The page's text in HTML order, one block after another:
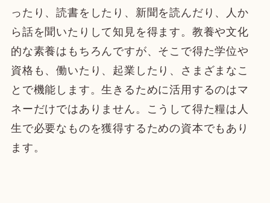
ったり、読書をしたり、新聞を読んだり、人か
ら話を聞いたりして知見を得ます。教養や文化
的な素養はもちろんですが、そこで得た学位や
資格も、働いたり、起業したり、さまざまなこ
とで機能します。生きるために活用するのはマ
ネーだけではありません。こうして得た糧は人
生で必要なものを獲得するための資本でもあり
ます。